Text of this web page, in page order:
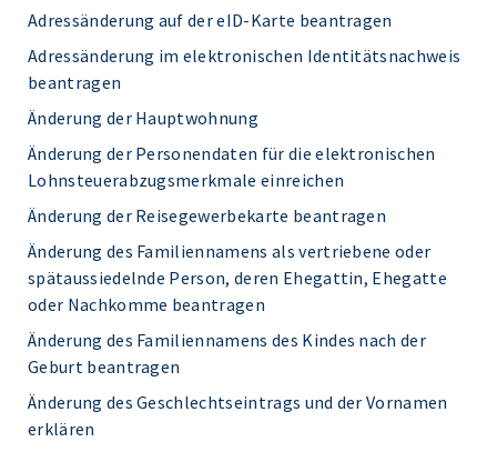
Adressänderung auf der eID-Karte beantragen
Adressänderung im elektronischen Identitätsnachweis
beantragen
Änderung der Hauptwohnung
Änderung der Personendaten für die elektronischen
Lohnsteuerabzugsmerkmale einreichen
Änderung der Reisegewerbekarte beantragen
Änderung des Familiennamens als vertriebene oder
spätaussiedelnde Person, deren Ehegattin, Ehegatte
oder Nachkomme beantragen
Änderung des Familiennamens des Kindes nach der
Geburt beantragen
Änderung des Geschlechtseintrags und der Vornamen
erklären